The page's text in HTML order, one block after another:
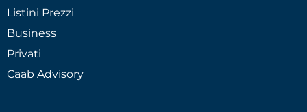
Listini Prezzi
Business
Privati
Caab Advisory